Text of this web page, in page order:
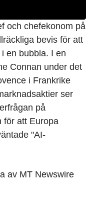
och chefekonom på
bevis för att
en bubbla. I en
Connan under det
i Frankrike
ser
på
för att Europa
"AI-
av MT Newswire